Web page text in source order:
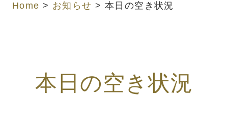
Home > お知らせ > 本日の空き状況
本日の空き状況